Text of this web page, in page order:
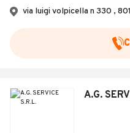
via luigi volpicella n 330 ,
A.G.